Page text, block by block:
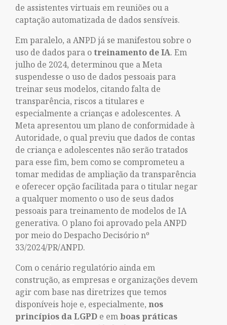
de assistentes virtuais em reuniões ou a
captação automatizada de dados sensíveis.
Em paralelo, a ANPD já se manifestou sobre o
uso de dados para otreinamento de IA. Em
julho de 2024, determinou que a Meta
suspendesse o uso de dados pessoais para
treinar seus modelos, citando falta de
transparência, riscos a titulares e
especialmente a crianças e adolescentes. A
Meta apresentou um plano de conformidade à
Autoridade, o qual previu que dados de contas
de criança e adolescentes não serão tratados
para esse fim, bem como se comprometeu a
tomar medidas de ampliação da transparência
e oferecer opção facilitada para o titular negar
a qualquer momento o uso de seus dados
pessoais para treinamento de modelos de IA
generativa. O plano foi aprovado pela ANPD
por meio do Despacho Decisório nº
33/2024/PR/ANPD.
Com o cenário regulatório ainda em
construção, as empresas e organizações devem
agir com base nas diretrizes que temos
disponíveis hoje e, especialmente, nos
princípios da LGPD e emboas práticas